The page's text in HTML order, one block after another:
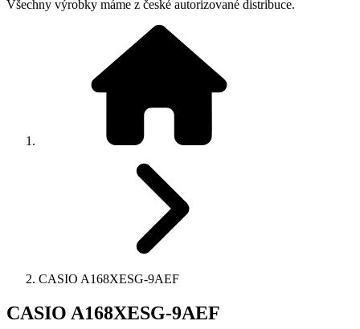
Všechny výrobky máme z české autorizované distribuce.
CASIO A168XESG-9AEF
CASIO A168XESG-9AEF